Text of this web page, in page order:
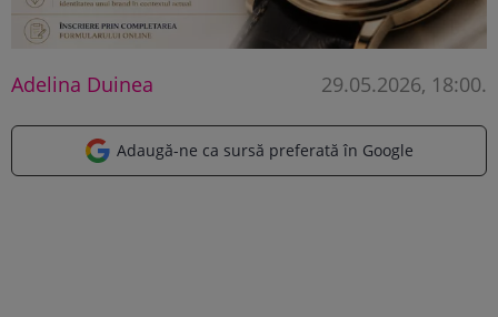
Adelina Duinea 29.05.2026, 18:00.
Adaugă-ne ca sursă preferată în Google